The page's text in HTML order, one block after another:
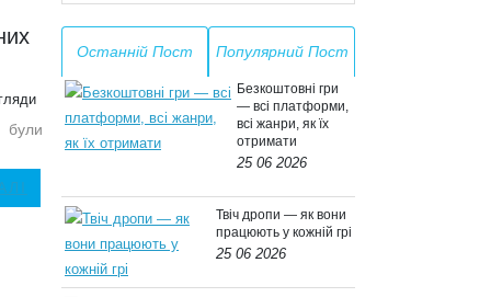
Останній Пост Популярний Пост
Безкоштовні гри
— всі платформи,
всі жанри, як їх
отримати
25 06 2026
Твіч дропи — як вони
працюють у кожній грі
25 06 2026